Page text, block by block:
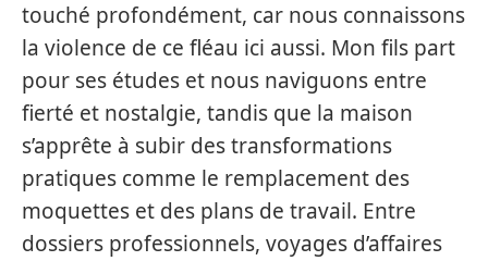
touché profondément, car nous connaissons
la violence de ce fléau ici aussi. Mon fils part
pour ses études et nous naviguons entre
fierté et nostalgie, tandis que la maison
s’apprête à subir des transformations
pratiques comme le remplacement des
moquettes et des plans de travail. Entre
dossiers professionnels, voyages d’affaires